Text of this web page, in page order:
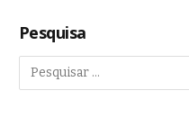
Pesquisa